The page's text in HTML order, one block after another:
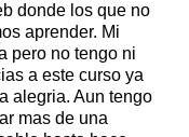
donde los que no
aprender. Mi
pero no tengo ni
a este curso ya
alegria. Aun tengo
mas de una